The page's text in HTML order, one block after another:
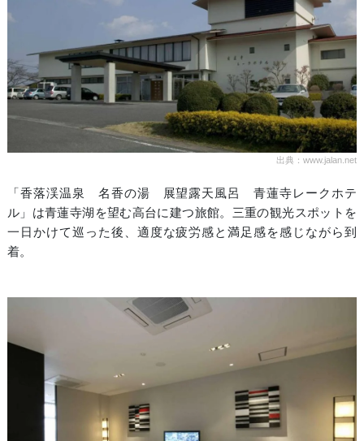
出典：www.jalan.net
「香落渓温泉 名香の湯 展望露天風呂 青蓮寺レークホテ
ル」は青蓮寺湖を望む高台に建つ旅館。三重の観光スポットを
一日かけて巡った後、適度な疲労感と満足感を感じながら到
着。